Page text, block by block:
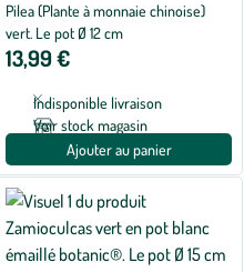
Pilea (Plante à monnaie chinoise)
vert. Le pot Ø 12 cm
13,99 €
Indisponible livraison
Voir stock magasin
Ajouter au panier